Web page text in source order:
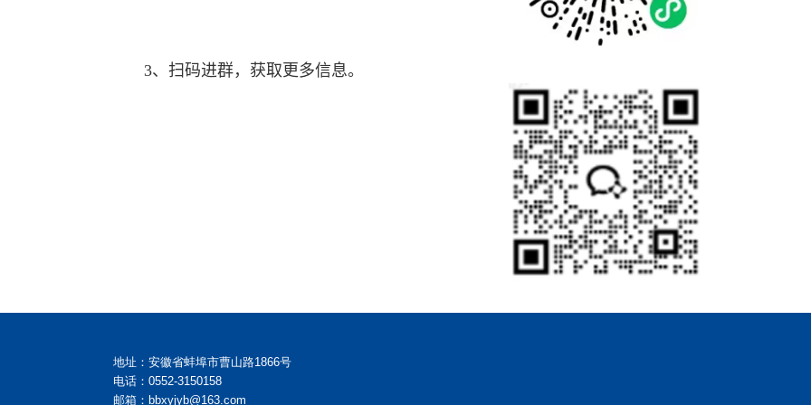
3、扫码进群，获取更多信息。
地址：安徽省蚌埠市曹山路1866号
电话：0552-3150158
邮箱：bbxyjyb@163.com